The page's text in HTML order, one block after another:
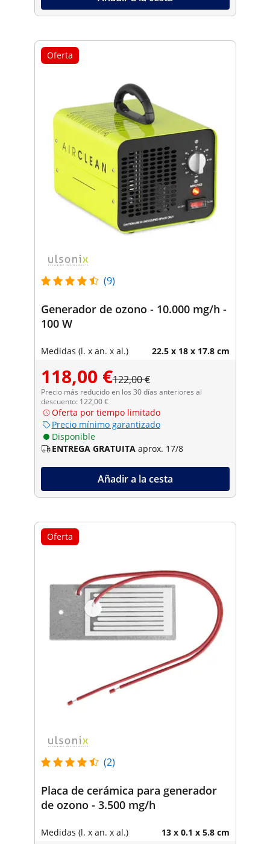
Oferta
(9)
Generador de ozono - 10.000 mg/h -
100 W
Medidas (l. x an. x al.) 22.5 x 18 x 17.8 cm
118,00 €122,00 €
Precio más reducido en los 30 días anteriores al
descuento: 122,00 €
Oferta por tiempo limitado
Precio mínimo garantizado
Disponible
ENTREGA GRATUITA aprox. 17/8
Añadir a la cesta
Oferta
(2)
Placa de cerámica para generador
de ozono - 3.500 mg/h
Medidas (l. x an. x al.) 13 x 0.1 x 5.8 cm